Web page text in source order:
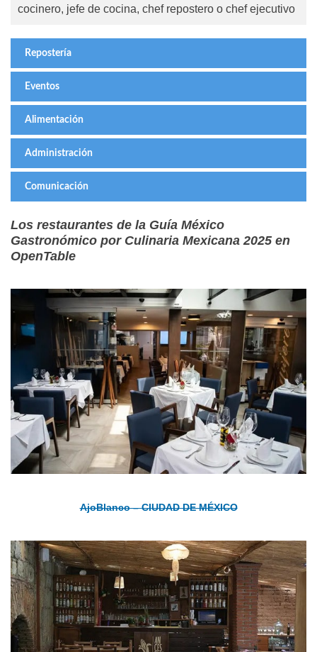
cocinero, jefe de cocina, chef repostero o chef ejecutivo
Repostería
Eventos
Alimentación
Administración
Comunicación
Los restaurantes de la Guía México
Gastronómico por Culinaria Mexicana 2025 en
OpenTable
AjoBlanco – CIUDAD DE MÉXICO